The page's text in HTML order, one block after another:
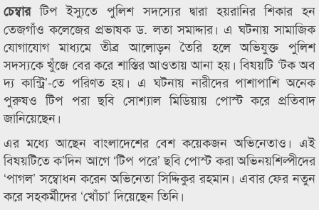
চেম্বারটিপ ইস্যুতে পুলিশ সদস্যের দ্বারা হয়রানির শিকার হন
তেজগাঁও কলেজের প্রভাষক ড. লতা সমাদ্দার। এ ঘটনায় সামাজিক
যোগাযোগ মাধ্যমে তীব্র আলোড়ন তৈরি হলে অভিযুক্ত পুলিশ
সদস্যকে খুঁজে বের করে শাস্তির আওতায় আনা হয়। বিষয়টি ‘টক অব
দ্য কান্ট্রি’-তে পরিণত হয়। এ ঘটনায় নারীদের পাশাপাশি অনেক
পুরুষও টিপ পরা ছবি সোশ্যাল মিডিয়ায় পোস্ট করে প্রতিবাদ
জানিয়েছেন।
এর মধ্যে আছেন বাংলাদেশের বেশ কয়েকজন অভিনেতাও। এই
বিষয়টিতে ক’দিন আগে ‘টিপ পরে’ ছবি পোস্ট করা অভিনয়শিল্পীদের
‘পাগল’ সম্বোধন করেন অভিনেতা সিদ্দিকুর রহমান। এবার ফের নতুন
করে সহকর্মীদের ‘খোঁচা’ দিয়েছেন তিনি।